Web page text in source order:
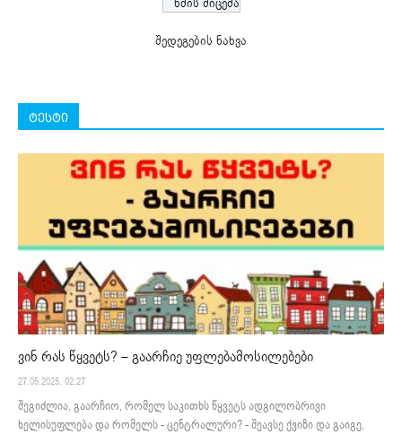
შედეგების ნახვა
ტესტი
ვინ რას წყვეტს? – გაარჩიე უფლებამოსილებები
27.05.2025. 02:27
შეგიძლია, გაარჩიო, რომელ საკითხს წყვეტს ადგილობრივი
ხელისუფლება და რომელს - ცენტრალური? - შეავსე ქვიზი და გაიგე,